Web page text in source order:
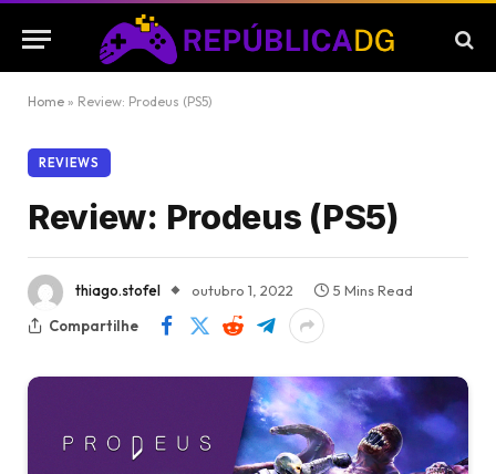
Home » Review: Prodeus (PS5)
REVIEWS
Review: Prodeus (PS5)
thiago.stofel outubro 1, 2022
5 Mins Read
Compartilhe